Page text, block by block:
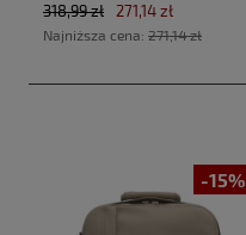
Black (40x30x20cm
Ryanair, Wizz Air)
318,99 zł 271,14 zł
Najniższa cena: 271,14 zł
-15%